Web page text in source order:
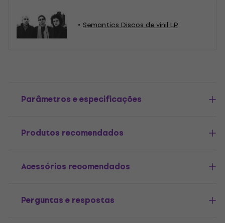
Semantics Discos de vinil LP
Parâmetros e especificações
Produtos recomendados
Acessórios recomendados
Perguntas e respostas